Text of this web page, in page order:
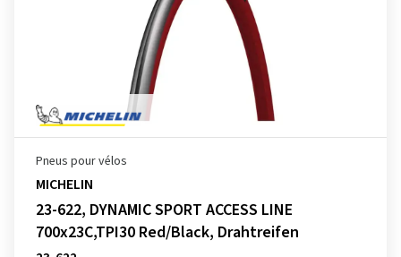
Pneus pour vélos
MICHELIN
23-622, DYNAMIC SPORT ACCESS LINE
700x23C,TPI30 Red/Black, Drahtreifen